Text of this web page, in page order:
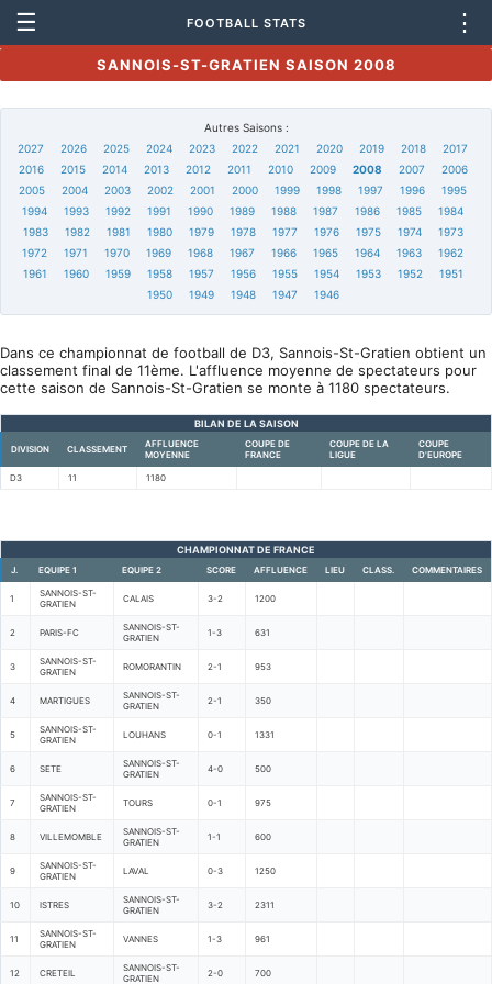
☰ FOOTBALL STATS ⋮
SANNOIS-ST-GRATIEN SAISON 2008
Autres Saisons :
2027
2026 2025 2024 2023 2022 2021 2020 2019 2018
2017
2016
2015 2014 2013 2012 2011 2010 2009 2008 2007
2006
2005
2004 2003 2002 2001 2000 1999 1998 1997 1996
1995
1994
1993 1992 1991 1990 1989 1988 1987 1986 1985
1984
1983
1982 1981 1980 1979 1978 1977 1976 1975 1974
1973
1972
1971 1970 1969 1968 1967 1966 1965 1964 1963
1962
1961
1960 1959 1958 1957 1956 1955 1954 1953 1952
1951
1950
1949 1948 1947 1946
Dans ce championnat de football de D3, Sannois-St-Gratien obtient un
classement final de 11ème. L'affluence moyenne de spectateurs pour
cette saison de Sannois-St-Gratien se monte à 1180 spectateurs.
BILAN DE LA SAISON
DIVISION CLASSEMENT
AFFLUENCE
MOYENNE
COUPE DE
FRANCE
COUPE DE LA
LIGUE
COUPE
D'EUROPE
D3 11 1180
CHAMPIONNAT DE FRANCE
J. EQUIPE 1 EQUIPE 2 SCORE AFFLUENCE LIEU CLASS. COMMENTAIRES
1
SANNOIS-ST-
GRATIEN
CALAIS 3-2 1200
2 PARIS-FC
SANNOIS-ST-
GRATIEN
1-3 631
3
SANNOIS-ST-
GRATIEN
ROMORANTIN 2-1 953
4 MARTIGUES
SANNOIS-ST-
GRATIEN
2-1 350
5
SANNOIS-ST-
GRATIEN
LOUHANS 0-1 1331
6 SETE
SANNOIS-ST-
GRATIEN
4-0 500
7
SANNOIS-ST-
GRATIEN
TOURS 0-1 975
8 VILLEMOMBLE
SANNOIS-ST-
GRATIEN
1-1 600
9
SANNOIS-ST-
GRATIEN
LAVAL 0-3 1250
10 ISTRES
SANNOIS-ST-
GRATIEN
3-2 2311
11
SANNOIS-ST-
GRATIEN
VANNES 1-3 961
12 CRETEIL
SANNOIS-ST-
GRATIEN
2-0 700